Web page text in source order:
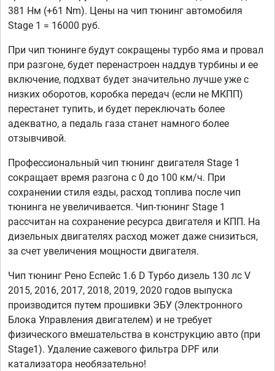
381 Нм (+61 Nm). Цены на чип тюнинг автомобиля
Stage 1 = 16000 руб.
При чип тюнинге будут сокращены турбо яма и провал
при разгоне, будет перенастроен наддув турбины и ее
включение, подхват будет значительно лучше уже с
низких оборотов, коробка передач (если не МКПП)
перестанет тупить, и будет переключать более
адекватно, а педаль газа станет намного более
отзывчивой.
Профессиональный чип тюнинг двигателя Stage 1
сокращает время разгона с 0 до 100 км/ч. При
сохранении стиля езды, расход топлива после чип
тюнинга не увеличивается. Чип-тюнинг Stage 1
рассчитан на сохранение ресурса двигателя и КПП. На
дизельных двигателях расход может даже снизиться,
за счет увеличения мощности двигателя.
Чип тюнинг Рено Еспейс 1.6 D Турбо дизель 130 лс V
2015, 2016, 2017, 2018, 2019, 2020 годов выпуска
производится путем прошивки ЭБУ (Электронного
Блока Управления двигателем) и не требует
физического вмешательства в конструкцию авто (при
Stage1). Удаление сажевого фильтра DPF или
катализатора необязательно!